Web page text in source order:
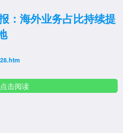
：海外业务占比持续提
点击阅读